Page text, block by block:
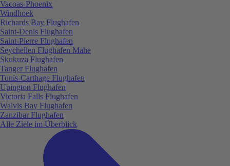
Vacoas-Phoenix
Windhoek
Richards Bay Flughafen
Saint-Denis Flughafen
Saint-Pierre Flughafen
Seychellen Flughafen Mahe
Skukuza Flughafen
Tanger Flughafen
Tunis-Carthage Flughafen
Upington Flughafen
Victoria Falls Flughafen
Walvis Bay Flughafen
Zanzibar Flughafen
Alle Ziele im Überblick